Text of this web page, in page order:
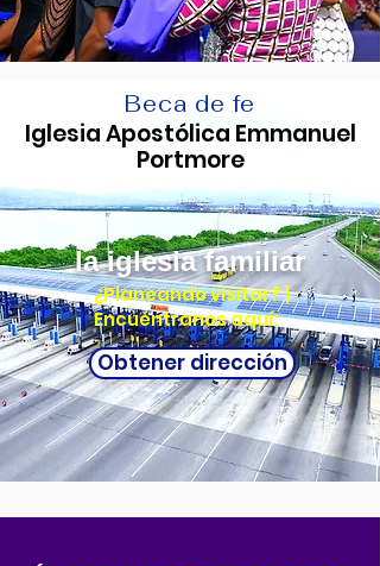
Beca de fe
Iglesia Apostólica Emmanuel
Portmore
la iglesia familiar
Obtener dirección
¿Planeando visitar? |
Encuéntranos aquí: